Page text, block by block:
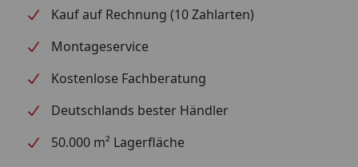
Kauf auf Rechnung (10 Zahlarten)
Montageservice
Kostenlose Fachberatung
Deutschlands bester Händler
50.000 m² Lagerfläche